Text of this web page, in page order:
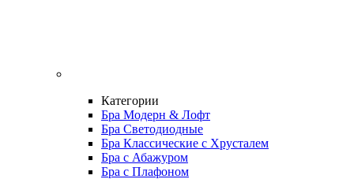
Категории
Бра Модерн & Лофт
Бра Светодиодные
Бра Классические с Хрусталем
Бра с Абажуром
Бра с Плафоном